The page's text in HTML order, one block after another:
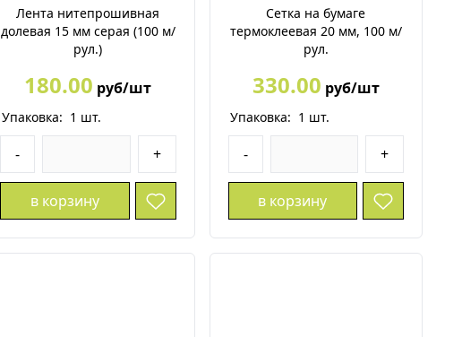
Лента нитепрошивная
долевая 15 мм серая (100 м/
рул.)
180.00 руб/шт
Упаковка: 1 шт.
- +
в корзину
Сетка на бумаге
термоклеевая 20 мм, 100 м/
рул.
330.00 руб/шт
Упаковка: 1 шт.
- +
в корзину